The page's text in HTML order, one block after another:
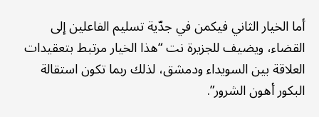
أما الخيار الثاني فيكمن في جدّية تسليم الفاعلين إلى
القضاء، ويضيف للجزيرة نت “هذا الخيار مرتبط بتعقيدات
العلاقة بين السويداء ودمشق، لذلك ربما تكون استقالة
البكور أهون الشرور”.